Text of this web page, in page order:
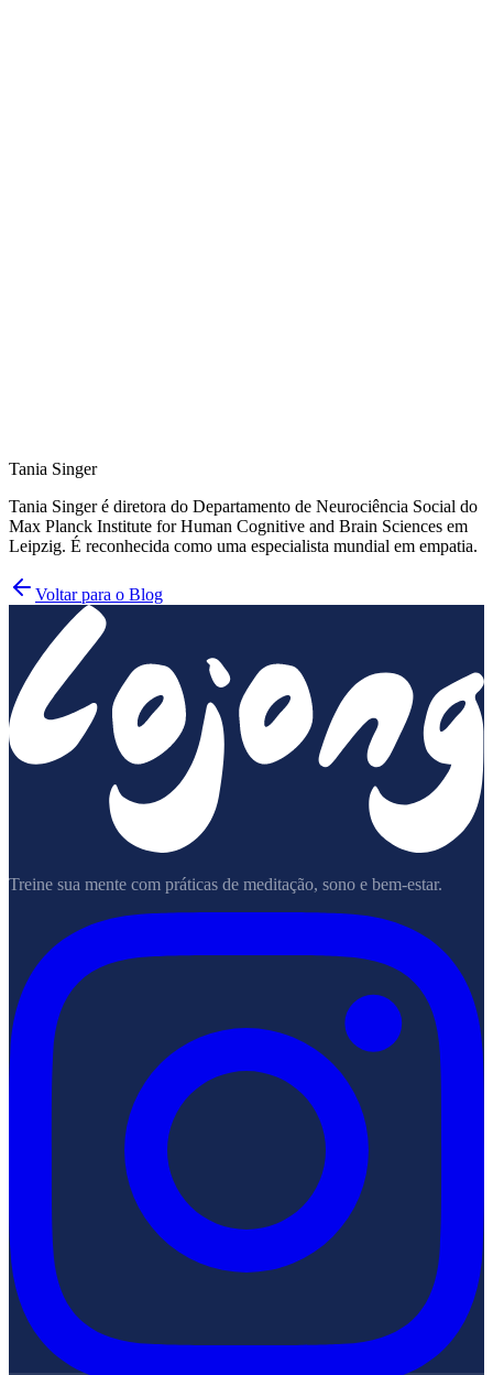
Tania Singer
Tania Singer é diretora do Departamento de Neurociência Social do
Max Planck Institute for Human Cognitive and Brain Sciences em
Leipzig. É reconhecida como uma especialista mundial em empatia.
Voltar para o Blog
Treine sua mente com práticas de meditação, sono e bem-estar.